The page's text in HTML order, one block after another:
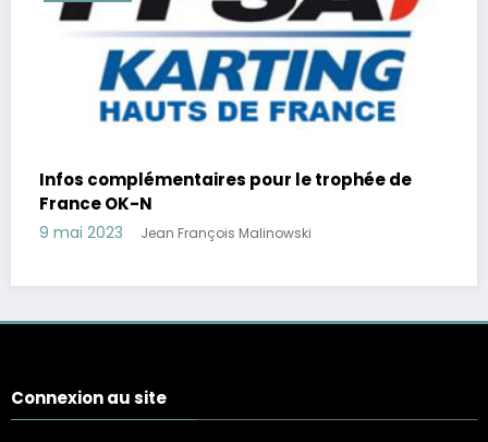
Infos complémentaires pour le trophée de
France OK-N
9 mai 2023 Jean François Malinowski
Connexion au site